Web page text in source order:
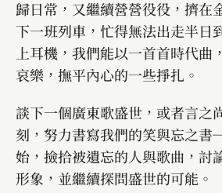
歸日常，又繼續營營役役，擠在
下一班列車，忙得無法出走半日
上耳機，我們能以一首首時代曲
哀樂，撫平內心的一些掙扎。
談下一個廣東歌盛世，或者言之
刻，努力書寫我們的笑與忘之
始，撿拾被遺忘的人與歌曲，討
形象，並繼續探問盛世的可能。